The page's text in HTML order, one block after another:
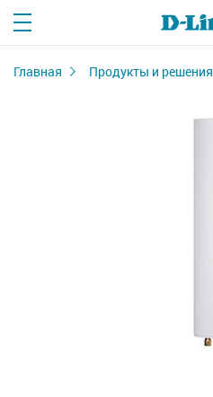
Главная Продукты и решения